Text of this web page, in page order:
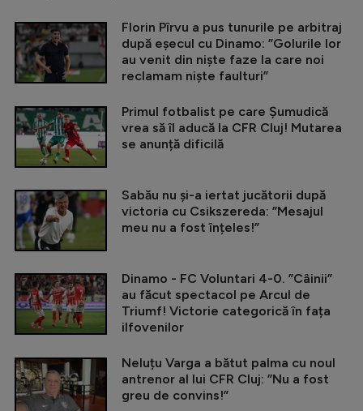
Florin Pîrvu a pus tunurile pe arbitraj
după eșecul cu Dinamo: ”Golurile lor
au venit din niște faze la care noi
reclamam niște faulturi”
Primul fotbalist pe care Șumudică
vrea să îl aducă la CFR Cluj! Mutarea
se anunță dificilă
Sabău nu și-a iertat jucătorii după
victoria cu Csikszereda: ”Mesajul
meu nu a fost înțeles!”
Dinamo - FC Voluntari 4-0. ”Câinii”
au făcut spectacol pe Arcul de
Triumf! Victorie categorică în fața
ilfovenilor
Neluțu Varga a bătut palma cu noul
antrenor al lui CFR Cluj: ”Nu a fost
greu de convins!”